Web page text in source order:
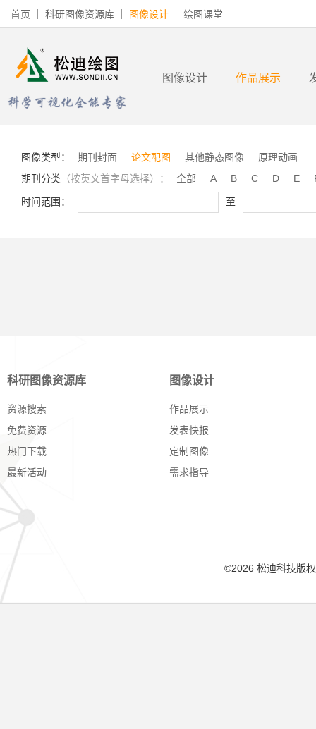
首页 科研图像资源库 图像设计 绘图课堂
图像设计 作品展示
图像类型： 期刊封面 论文配图 其他静态图像
原理动画
期刊分类 （按英文首字母选择）： 全部 A B C D E
时间范围： 至
科研图像资源库
资源搜索
免费资源
热门下载
最新活动
图像设计
作品展示
发表快报
定制图像
需求指导
©2026 松迪科技版